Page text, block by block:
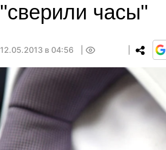
"сверили часы"
12.05.2013 в 04:56